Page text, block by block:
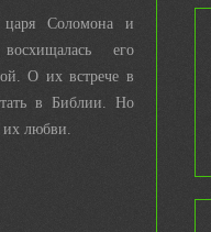
царя Соломона и
его
О их встрече в
в Библии. Но
их любви.